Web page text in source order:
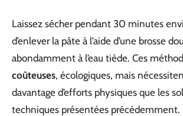
Laissez sécher pendant 30 minutes
d’enlever la pâte à l’aide d’une brosse
abondamment à l’eau tiède. Ces
coûteuses, écologiques, mais
davantage d’efforts physiques que les
techniques présentées précédemment.